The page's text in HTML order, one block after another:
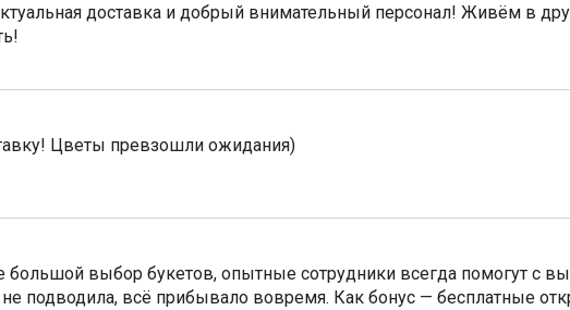
доставка и добрый внимательный персонал! Живём в
Цветы превзошли ожидания)
большой выбор букетов, опытные сотрудники всегда помогут с
подводила, всё прибывало вовремя. Как бонус — бесплатные